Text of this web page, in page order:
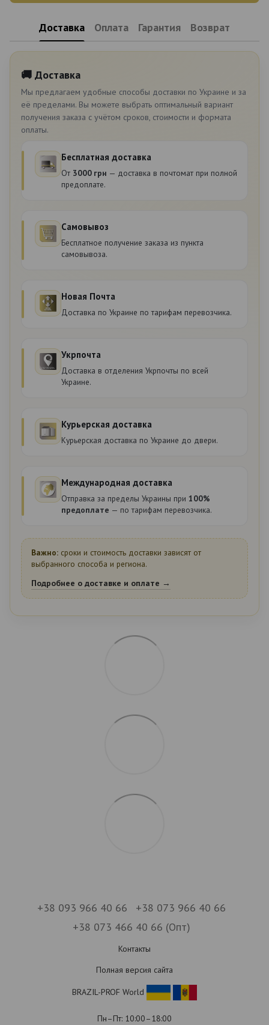
Доставка Оплата Гарантия Возврат
🚚 Доставка
Мы предлагаем удобные способы доставки по Украине и за
её пределами. Вы можете выбрать оптимальный вариант
получения заказа с учётом сроков, стоимости и формата
оплаты.
Бесплатная доставка
От 3000 грн — доставка в почтомат при полной
предоплате.
Самовывоз
Бесплатное получение заказа из пункта
самовывоза.
Новая Почта
Доставка по Украине по тарифам перевозчика.
Укрпочта
Доставка в отделения Укрпочты по всей
Украине.
Курьерская доставка
Курьерская доставка по Украине до двери.
Международная доставка
Отправка за пределы Украины при 100%
предоплате — по тарифам перевозчика.
Важно: сроки и стоимость доставки зависят от
выбранного способа и региона.
Подробнее о доставке и оплате →
+38 093 966 40 66
+38 073 966 40 66
+38 073 466 40 66 (Опт)
Контакты
Полная версия сайта
BRAZIL-PROF World
Пн–Пт: 10:00–18:00